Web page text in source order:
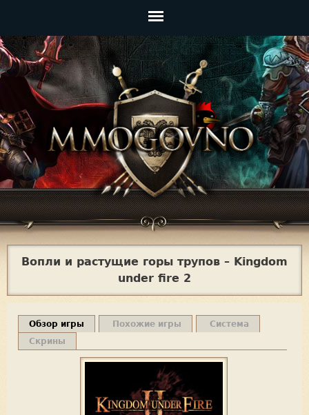
Главное
меню
Jump to navigation
Вопли и растущие горы трупов – Kingdom
under fire 2
Обзор игры Похожие игры
Система
Скрины